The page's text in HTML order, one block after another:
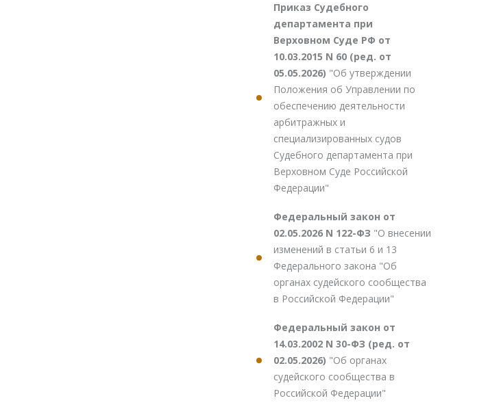
Приказ Судебного
департамента при
Верховном Суде РФ от
10.03.2015 N 60 (ред. от
05.05.2026) "Об утверждении
Положения об Управлении по
обеспечению деятельности
арбитражных и
специализированных судов
Судебного департамента при
Верховном Суде Российской
Федерации"
Федеральный закон от
02.05.2026 N 122-ФЗ "О внесении
изменений в статьи 6 и 13
Федерального закона "Об
органах судейского сообщества
в Российской Федерации"
Федеральный закон от
14.03.2002 N 30-ФЗ (ред. от
02.05.2026) "Об органах
судейского сообщества в
Российской Федерации"